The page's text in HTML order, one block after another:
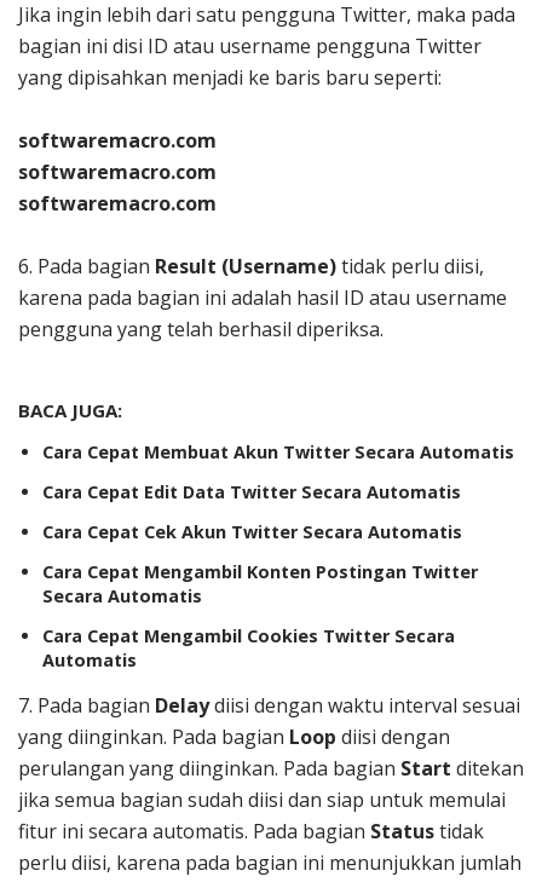
Jika ingin lebih dari satu pengguna Twitter, maka pada
bagian ini disi ID atau username pengguna Twitter
yang dipisahkan menjadi ke baris baru seperti:
softwaremacro.com
softwaremacro.com
softwaremacro.com
6. Pada bagian Result (Username)tidak perlu diisi,
karena pada bagian ini adalah hasil ID atau username
pengguna yang telah berhasil diperiksa.
BACA JUGA:
Cara Cepat Membuat Akun Twitter Secara Automatis
Cara Cepat Edit Data Twitter Secara Automatis
Cara Cepat Cek Akun Twitter Secara Automatis
Cara Cepat Mengambil Konten Postingan Twitter
Secara Automatis
Cara Cepat Mengambil Cookies Twitter Secara
Automatis
7. Pada bagian Delaydiisi dengan waktu interval sesuai
yang diinginkan. Pada bagian Loop diisi dengan
perulangan yang diinginkan. Pada bagian Start ditekan
jika semua bagian sudah diisi dan siap untuk memulai
fitur ini secara automatis. Pada bagian Statustidak
perlu diisi, karena pada bagian ini menunjukkan jumlah